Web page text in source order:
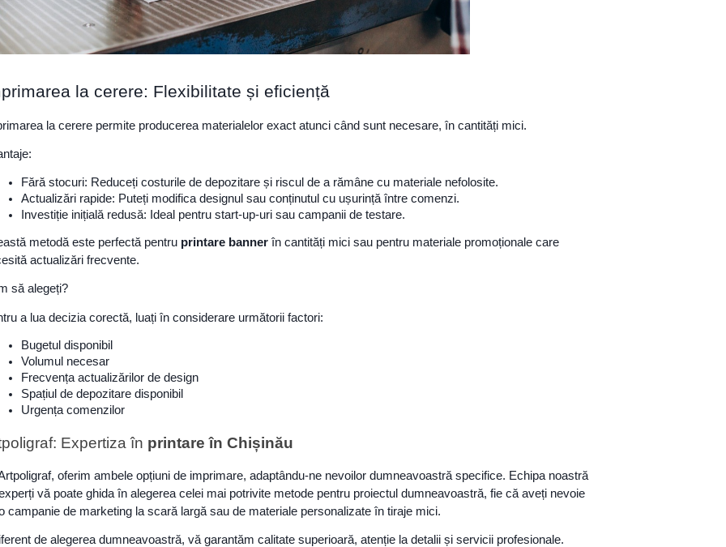
la cerere: Flexibilitate și eficiență
la cerere permite producerea materialelor exact atunci când sunt necesare, în cantități mici.
Fără stocuri: Reduceți costurile de depozitare și riscul de a rămâne cu materiale nefolosite.
Actualizări rapide: Puteți modifica designul sau conținutul cu ușurință între comenzi.
Investiție inițială redusă: Ideal pentru start-up-uri sau campanii de testare.
metodă este perfectă pentru printare bannerîn cantități mici sau pentru materiale promoționale care
actualizări frecvente.
să alegeți?
a lua decizia corectă, luați în considerare următorii factori:
Bugetul disponibil
Volumul necesar
Frecvența actualizărilor de design
Spațiul de depozitare disponibil
Urgența comenzilor
Expertiza în printare în Chișinău
oferim ambele opțiuni de imprimare, adaptându-ne nevoilor dumneavoastră specifice. Echipa noastră
vă poate ghida în alegerea celei mai potrivite metode pentru proiectul dumneavoastră, fie că aveți nevoie
campanie de marketing la scară largă sau de materiale personalizate în tiraje mici.
de alegerea dumneavoastră, vă garantăm calitate superioară, atenție la detalii și servicii profesionale.